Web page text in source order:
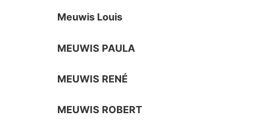
Meuwis Louis
MEUWIS PAULA
MEUWIS RENÉ
MEUWIS ROBERT